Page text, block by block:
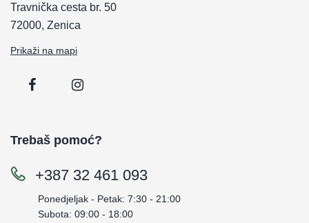
Travnička cesta br. 50
72000, Zenica
Prikaži na mapi
Trebaš pomoć?
+387 32 461 093
Ponedjeljak - Petak: 7:30 - 21:00
Subota: 09:00 - 18:00